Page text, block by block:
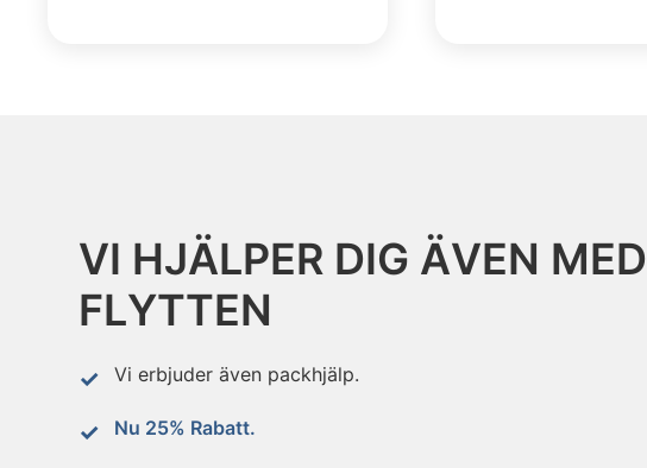
VI HJÄLPER DIG ÄVEN MED
FLYTTEN
Vi erbjuder även packhjälp.
Nu 25% Rabatt.